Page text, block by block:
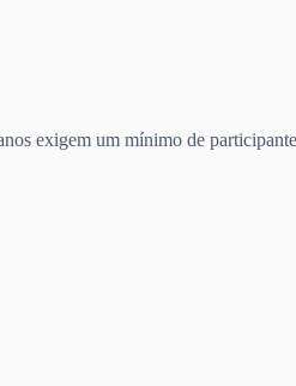
exigem um mínimo de